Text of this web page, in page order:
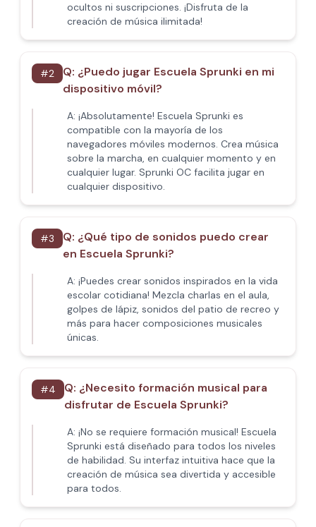
ocultos ni suscripciones. ¡Disfruta de la
creación de música ilimitada!
#2 Q: ¿Puedo jugar Escuela Sprunki en mi
dispositivo móvil?
A: ¡Absolutamente! Escuela Sprunki es
compatible con la mayoría de los
navegadores móviles modernos. Crea música
sobre la marcha, en cualquier momento y en
cualquier lugar. Sprunki OC facilita jugar en
cualquier dispositivo.
#3 Q: ¿Qué tipo de sonidos puedo crear
en Escuela Sprunki?
A: ¡Puedes crear sonidos inspirados en la vida
escolar cotidiana! Mezcla charlas en el aula,
golpes de lápiz, sonidos del patio de recreo y
más para hacer composiciones musicales
únicas.
#4 Q: ¿Necesito formación musical para
disfrutar de Escuela Sprunki?
A: ¡No se requiere formación musical! Escuela
Sprunki está diseñado para todos los niveles
de habilidad. Su interfaz intuitiva hace que la
creación de música sea divertida y accesible
para todos.